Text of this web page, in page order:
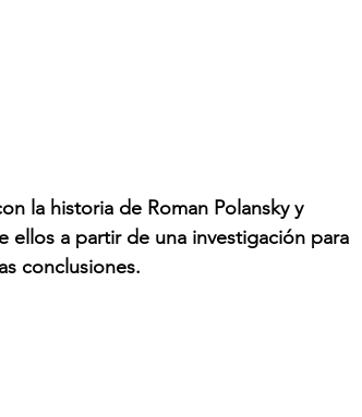
la historia de Roman Polansky y
a partir de una investigación para
conclusiones.